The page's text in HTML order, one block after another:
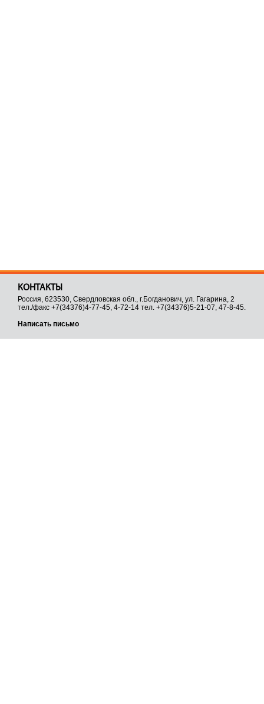
КОНТАКТЫ
Россия, 623530, Свердловская обл., г.Богданович, ул. Гагарина, 2
тел./факс +7(34376)4-77-45, 4-72-14 тел. +7(34376)5-21-07, 47-8-45.
Написать письмо